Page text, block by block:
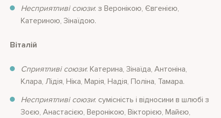
Несприятливі союзи: з Веронікою, Євгенією,
Катериною, Зінаїдою.
Віталій
Сприятливі союзи: Катерина, Зінаїда, Антоніна,
Клара, Лідія, Ніка, Марія, Надія, Поліна, Тамара.
Несприятливі союзи: сумісність і відносини в шлюбі з
Зоєю, Анастасією, Веронікою, Вікторією, Майєю,